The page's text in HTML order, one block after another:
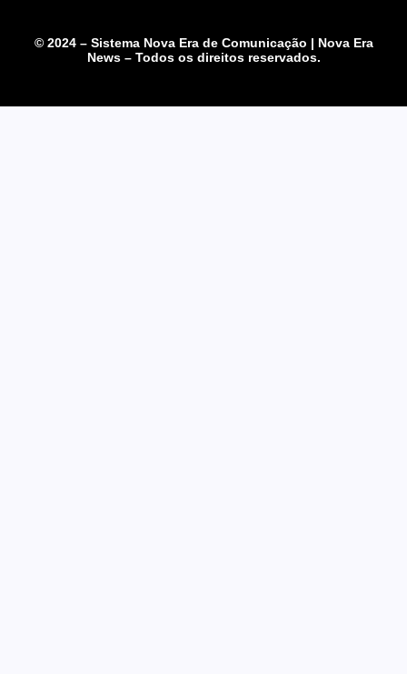
© 2024 – Sistema Nova Era de Comunicação | Nova Era
News – Todos os direitos reservados.